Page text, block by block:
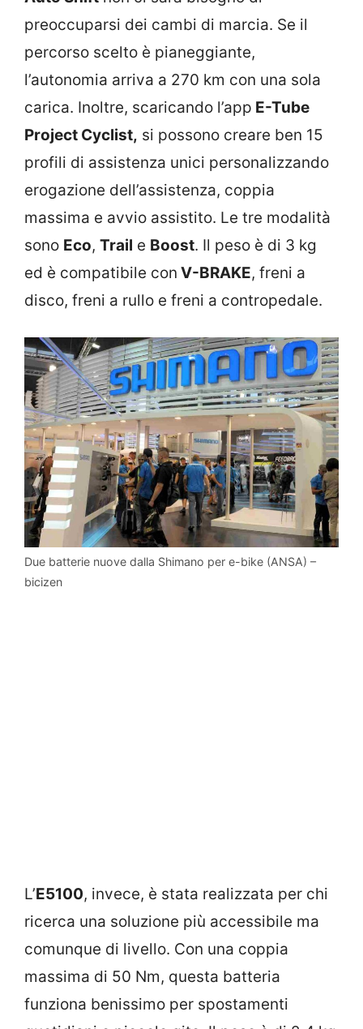
preoccuparsi dei cambi di marcia. Se il
percorso scelto è pianeggiante,
l’autonomia arriva a 270 km con una sola
carica. Inoltre, scaricando l’app E-Tube
Project Cyclist, si possono creare ben 15
profili di assistenza unici personalizzando
erogazione dell’assistenza, coppia
massima e avvio assistito. Le tre modalità
sono Eco, Trail e Boost. Il peso è di 3 kg
ed è compatibile con V-BRAKE, freni a
disco, freni a rullo e freni a contropedale.
Due batterie nuove dalla Shimano per e-bike (ANSA) –
bicizen
L’E5100, invece, è stata realizzata per chi
ricerca una soluzione più accessibile ma
comunque di livello. Con una coppia
massima di 50 Nm, questa batteria
funziona benissimo per spostamenti